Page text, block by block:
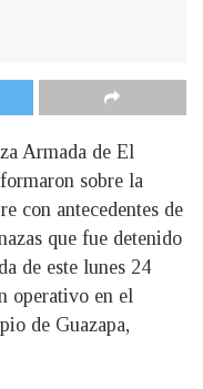
Armada de El
sobre la
con antecedentes de
que fue detenido
de este lunes 24
operativo en el
de Guazapa,